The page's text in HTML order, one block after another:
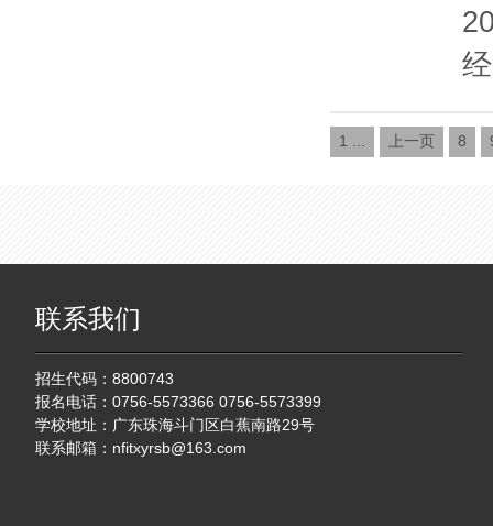
1 ... 上一页 8
联系我们
招生代码：8800743
报名电话：0756-5573366 0756-5573399
学校地址：广东珠海斗门区白蕉南路29号
联系邮箱： nfitxyrsb@163.com